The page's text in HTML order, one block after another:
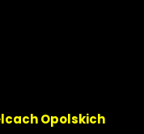
Opolskich